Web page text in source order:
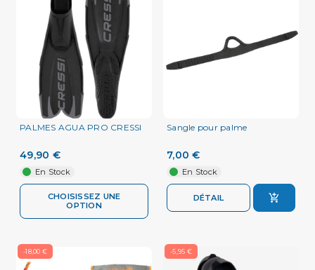
PALMES AGUA PRO CRESSI
49,90 €
En Stock
CHOISISSEZ UNE
OPTION
Sangle pour palme
7,00 €
En Stock
DÉTAIL
-18,00 € -5,95 €